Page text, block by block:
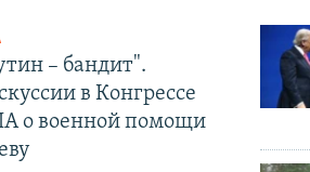
– бандит".
в Конгрессе
о военной помощи